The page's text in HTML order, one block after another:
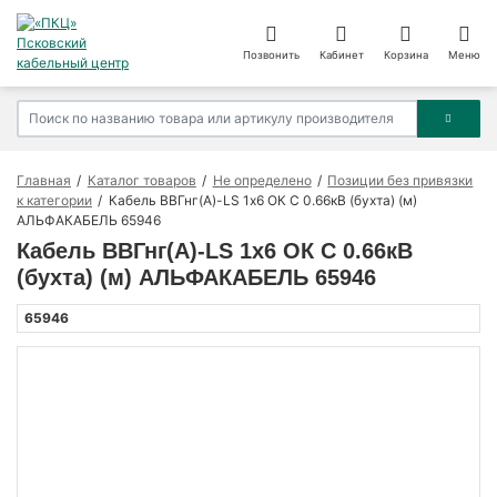
Позвонить Кабинет Корзина Меню
Главная Каталог товаров Не определено
Позиции без привязки
к категории
Кабель ВВГнг(А)-LS 1х6 ОК С 0.66кВ (бухта) (м)
АЛЬФАКАБЕЛЬ 65946
Кабель ВВГнг(А)-LS 1х6 ОК С 0.66кВ
(бухта) (м) АЛЬФАКАБЕЛЬ 65946
65946